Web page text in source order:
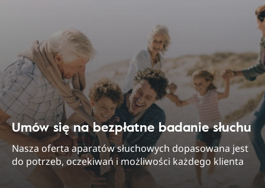
Umów się na bezpłatne badanie słuchu
Nasza oferta aparatów słuchowych dopasowana jest
do potrzeb, oczekiwań i możliwości każdego klienta